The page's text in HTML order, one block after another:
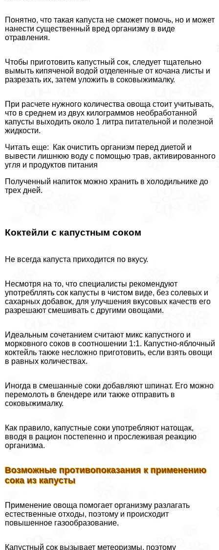
Понятно, что такая капуста не сможет помочь, но и может
нанести существенный вред организму в виде
отравления.
Чтобы приготовить капустный сок, следует тщательно
вымыть кипяченой водой отделенные от кочана листы и
разрезать их, затем уложить в соковыжималку.
При расчете нужного количества овоща стоит учитывать,
что в среднем из двух килограммов необработанной
капусты выходить около 1 литра питательной и полезной
жидкости.
Читать еще: Как очистить организм перед диетой и
вывести лишнюю воду с помощью трав, активированного
угля и продуктов питания
Полученный напиток можно хранить в холодильнике до
трех дней.
Коктейли с капустным соком
Не всегда капуста приходится по вкусу.
Несмотря на то, что специалисты рекомендуют
употрeбллять сок капусты в чистом виде, без солевых и
сахарных добавок, для улучшения вкусовых качеств его
разрешают смешивать с другими овощами.
Идеальным сочетанием считают микс капустного и
морковного соков в соотношении 1:1. Капустно-яблочный
коктейль также несложно приготовить, если взять овощи
в равных количествах.
Иногда в смешанные соки добавляют шпинат. Его можно
перемолоть в блендере или также отправить в
соковыжималку.
Как правило, капустные соки употрeбляют натощак,
вводя в рацион постепенно и прослеживая реакцию
организма.
Возможные противопоказания к применению
сока из капусты
Применение овоща помогает организму разлагать
естественные отходы, поэтому и происходит
повышенное газообразование.
Капустный сок вызывает метеоризмы, поэтому